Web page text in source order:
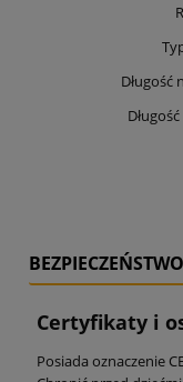
BEZPIECZEŃSTWO
Certyfikaty i
Posiada oznaczenie